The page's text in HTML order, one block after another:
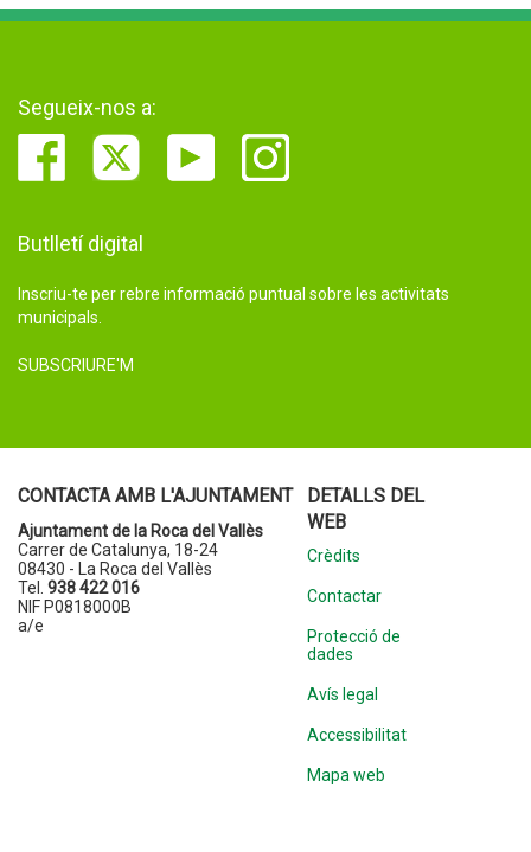
Segueix-nos a:
Butlletí digital
Inscriu-te per rebre informació puntual sobre les activitats
municipals.
SUBSCRIURE'M
CONTACTA AMB L'AJUNTAMENT
Ajuntament de la Roca del Vallès
Carrer de Catalunya, 18-24
08430 - La Roca del Vallès
Tel. 938 422 016
NIF P0818000B
a/e
DETALLS DEL
WEB
Crèdits
Contactar
Protecció de
dades
Avís legal
Accessibilitat
Mapa web